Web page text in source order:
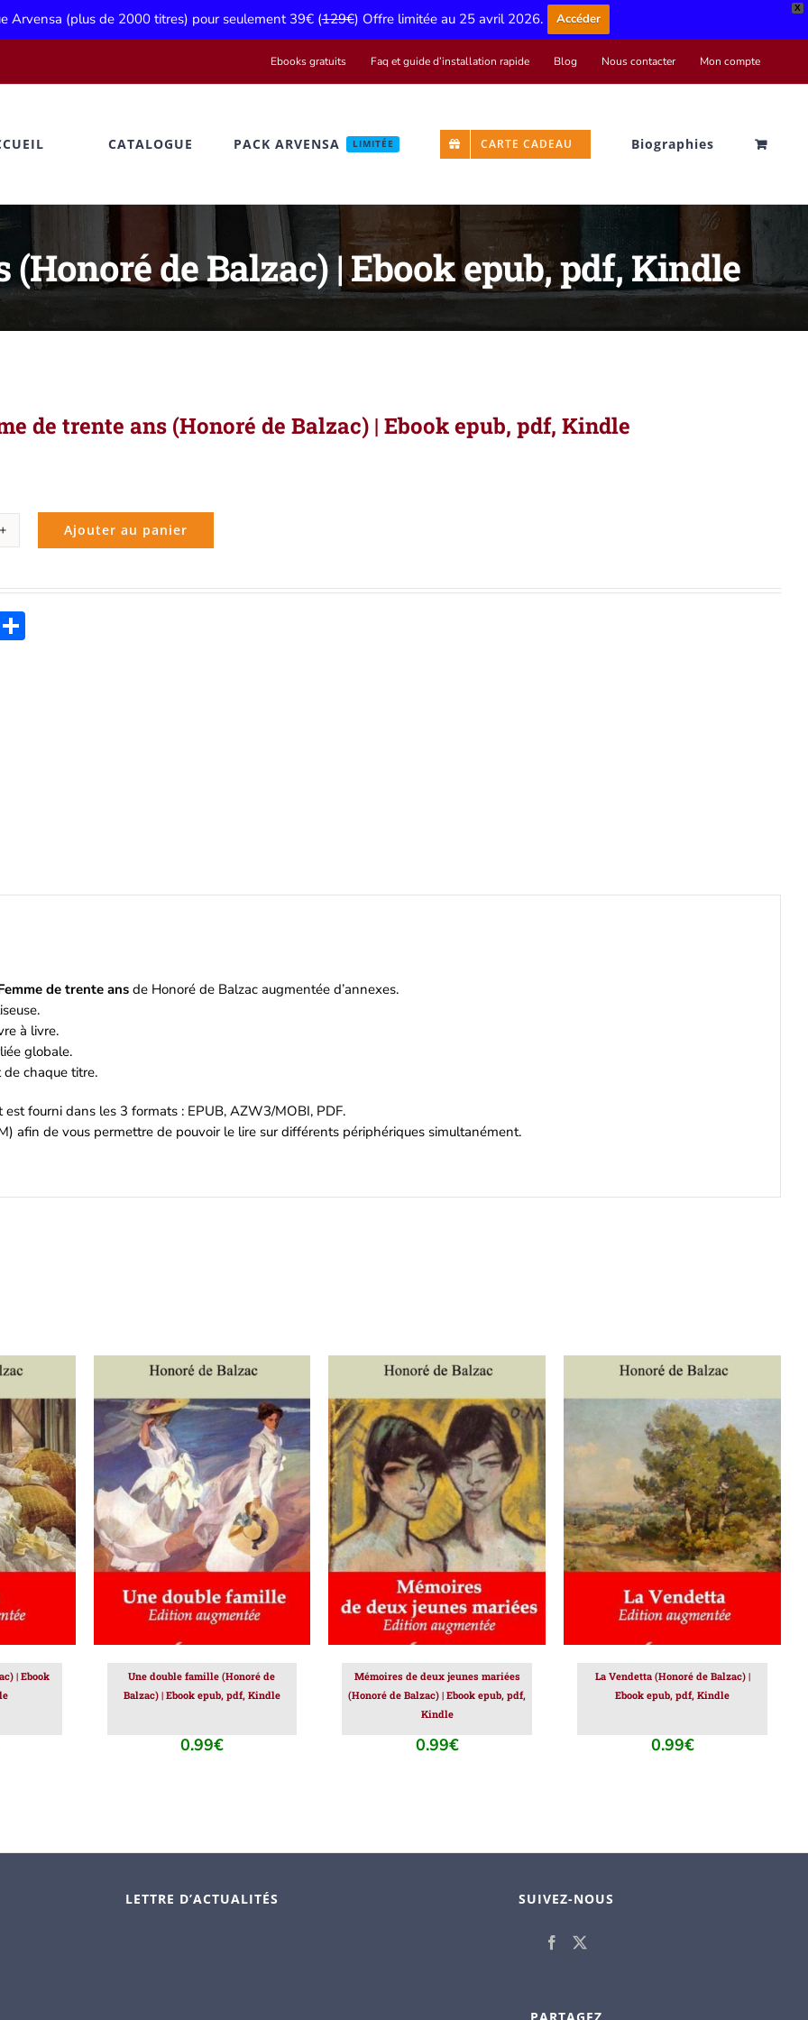
X
Arvensa (plus de 2000 titres) pour seulement 39€ (129€) Offre limitée au 25 avril 2026. Accéder
Ebooks gratuits Faq et guide d’installation rapide Blog Nous contacter Mon compte
CATALOGUE PACK ARVENSA LIMITÉE CARTE CADEAU Biographies
(Honoré de Balzac) | Ebook epub, pdf, Kindle
de trente ans (Honoré de Balzac) | Ebook epub, pdf, Kindle
Ajouter au panier
de trente ansde Honoré de Balzac augmentée d’annexes.
à livre.
globale.
chaque titre.
fourni dans les 3 formats : EPUB, AZW3/MOBI, PDF.
afin de vous permettre de pouvoir le lire sur différents périphériques simultanément.
/
| Ebook
AJOUTER AU PANIER
/
DÉTAILS
Une double famille (Honoré de
Balzac) | Ebook epub, pdf, Kindle
0.99€
AJOUTER AU PANIER
/
DÉTAILS
Mémoires de deux jeunes mariées
(Honoré de Balzac) | Ebook epub, pdf,
Kindle
0.99€
AJOUTER AU PANIER
/
DÉTAILS
La Vendetta (Honoré de Balzac) |
Ebook epub, pdf, Kindle
0.99€
LETTRE D’ACTUALITÉS SUIVEZ-NOUS